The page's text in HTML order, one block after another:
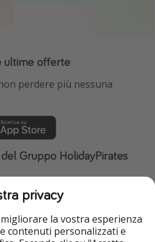
ultime offerte
perdere più nessuna
Gruppo HolidayPirates
VakantiePiraten
Urlaubspiraten
ViajerosPiratas
privacy
la vostra esperienza
contenuti personalizzati e